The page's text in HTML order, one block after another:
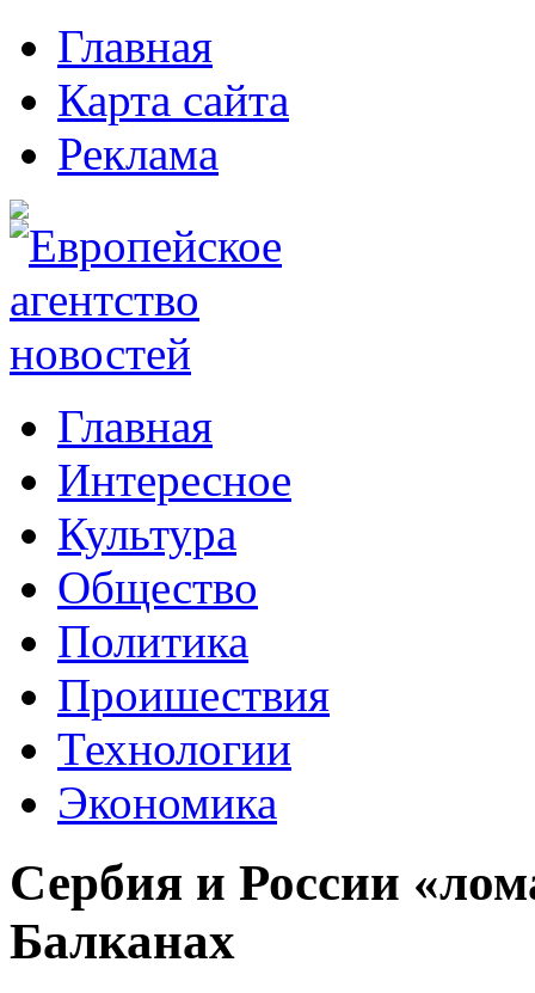
Главная
Карта сайта
Реклама
Главная
Интересное
Культура
Общество
Политика
Проишествия
Технологии
Экономика
Сербия и России
Балканах